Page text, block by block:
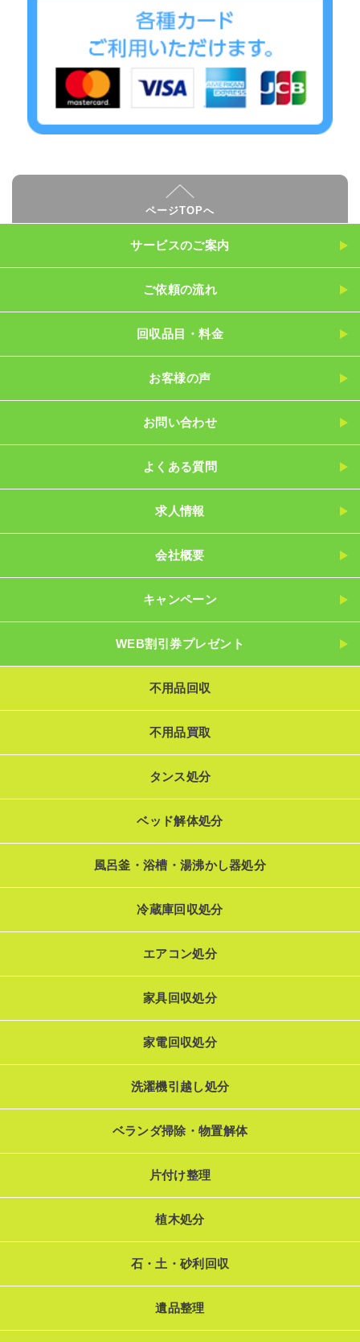
ページTOPへ
サービスのご案内
ご依頼の流れ
回収品目・料金
お客様の声
お問い合わせ
よくある質問
求人情報
会社概要
キャンペーン
WEB割引券プレゼント
不用品回収
不用品買取
タンス処分
ベッド解体処分
風呂釜・浴槽・湯沸かし器処分
冷蔵庫回収処分
エアコン処分
家具回収処分
家電回収処分
洗濯機引越し処分
ベランダ掃除・物置解体
片付け整理
植木処分
石・土・砂利回収
遺品整理